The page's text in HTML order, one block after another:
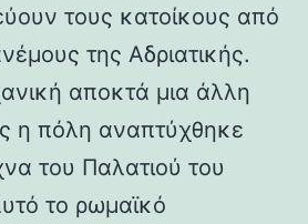
τους κατοίκους από
της Αδριατικής.
αποκτά μια άλλη
η πόλη αναπτύχθηκε
του Παλατιού του
το ρωμαϊκό